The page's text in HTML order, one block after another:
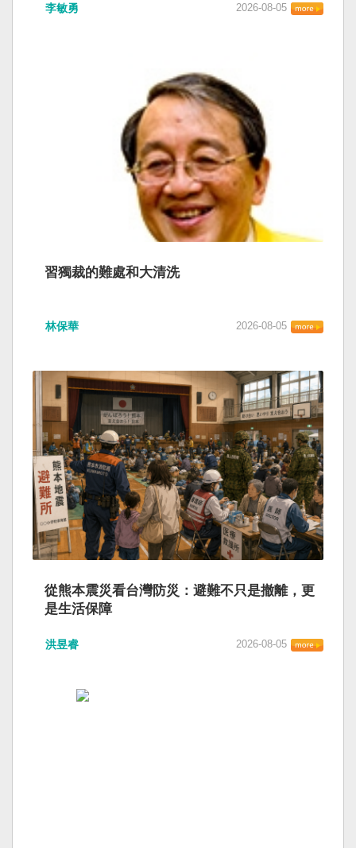
李敏勇 2026-08-05
習獨裁的難處和大清洗
林保華 2026-08-05
從熊本震災看台灣防災：避難不只是撤離，更
是生活保障
洪昱睿 2026-08-05